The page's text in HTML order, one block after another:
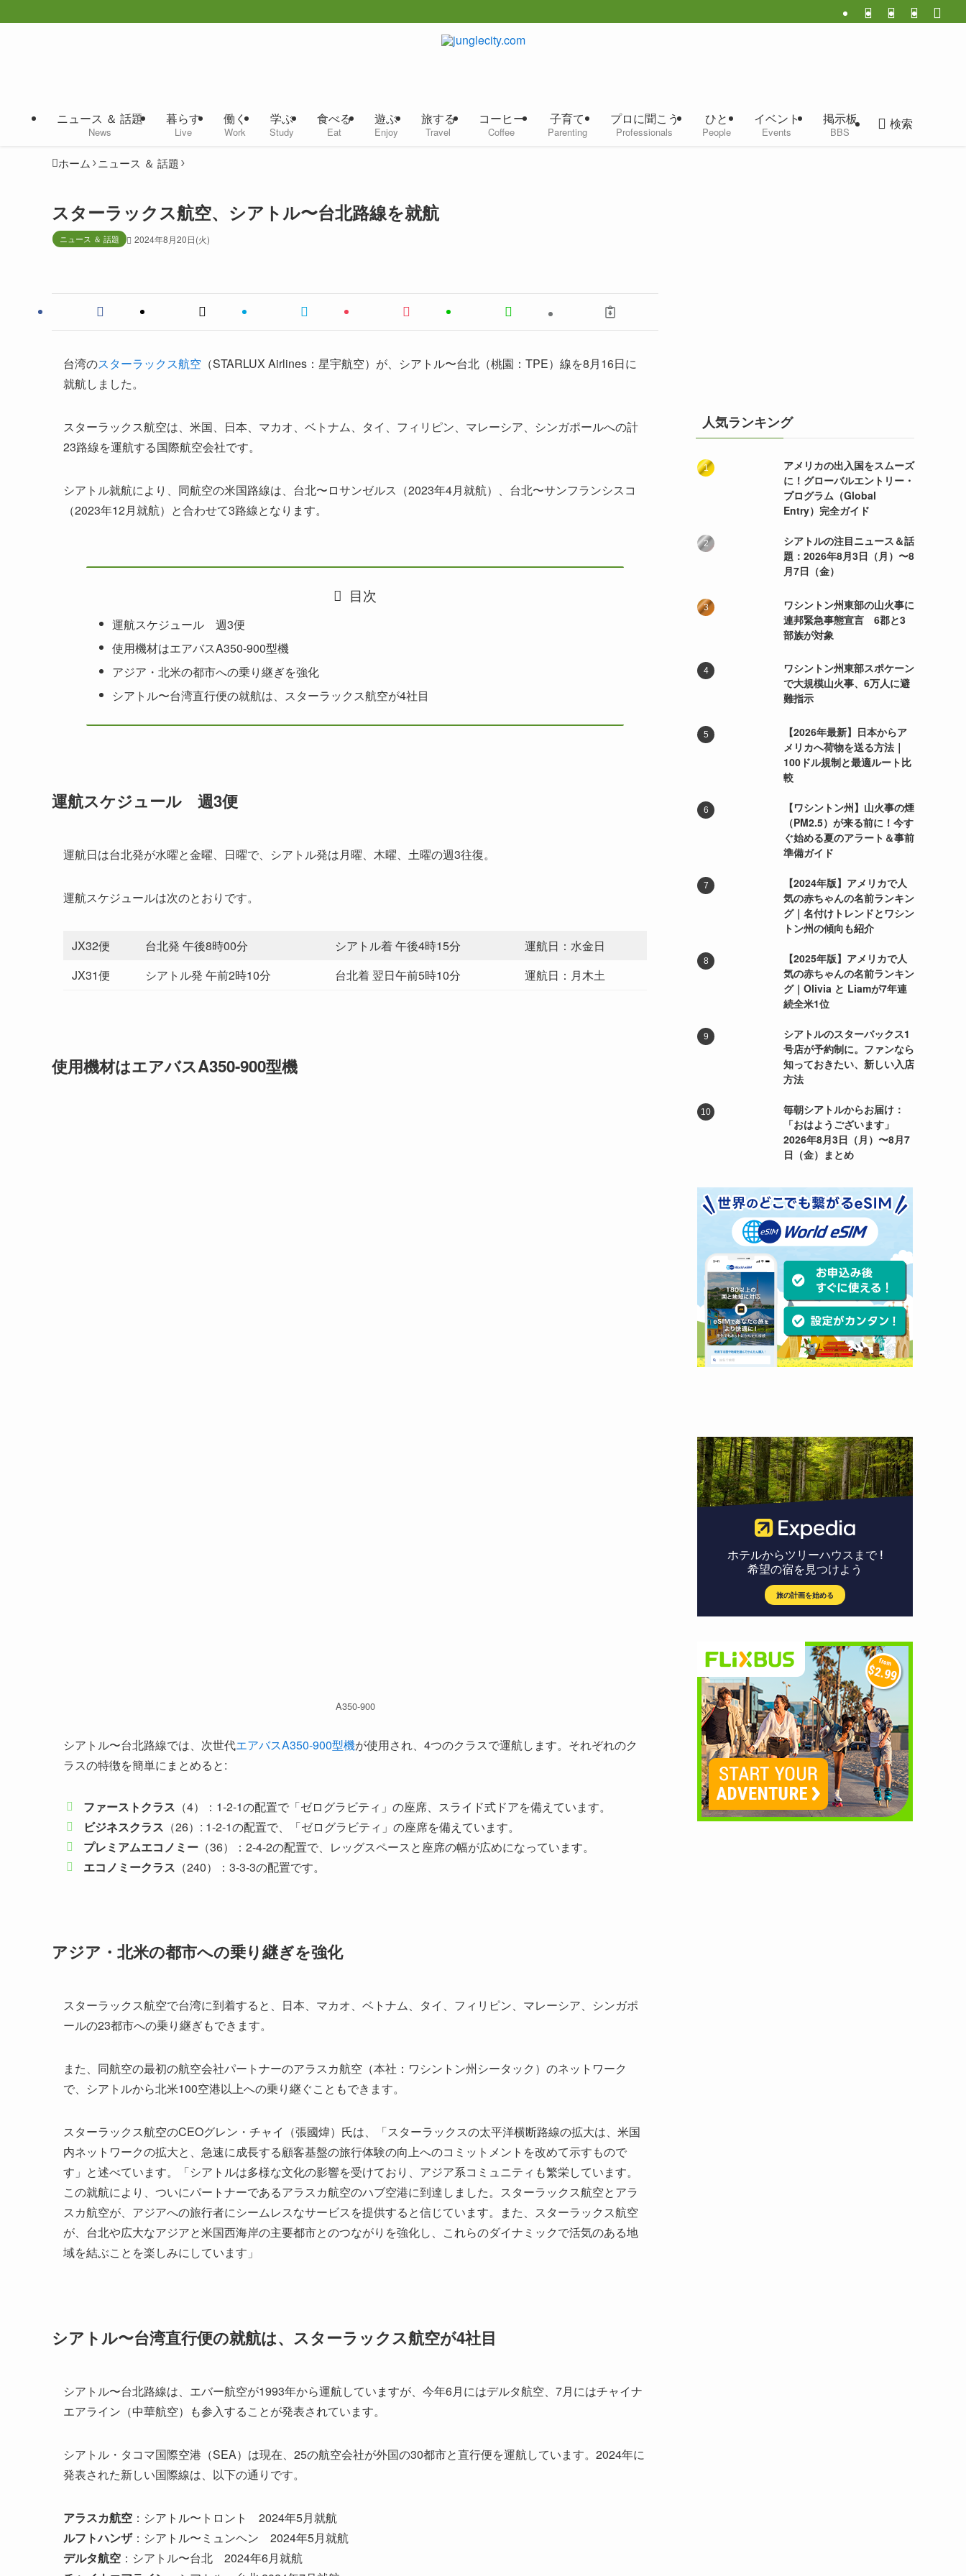
ニュース ＆ 話題
News
暮らす
Live
働く
Work
学ぶ
Study
食べる
Eat
遊ぶ
Enjoy
旅する
Travel
コーヒー
Coffee
子育て
Parenting
プロに聞こう
Professionals
ひと
People
イベント
Events
掲示板
BBS
検索
ホーム ニュース ＆ 話題
スターラックス航空、シアトル〜台北路線を就航
ニュース ＆ 話題 2024年8月20日(火)
台湾のスターラックス航空 （STARLUX Airlines：星宇航空）が、シアトル〜台北（桃園：TPE）線を8月16日に
就航しました。
スターラックス航空は、米国、日本、マカオ、ベトナム、タイ、フィリピン、マレーシア、シンガポールへの計
23路線を運航する国際航空会社です。
シアトル就航により、同航空の米国路線は、台北〜ロサンゼルス（2023年4月就航）、台北〜サンフランシスコ
（2023年12月就航）と合わせて3路線となります。
目次
運航スケジュール 週3便
使用機材はエアバスA350-900型機
アジア・北米の都市への乗り継ぎを強化
シアトル〜台湾直行便の就航は、スターラックス航空が4社目
運航スケジュール 週3便
運航日は台北発が水曜と金曜、日曜で、シアトル発は月曜、木曜、土曜の週3往復。
運航スケジュールは次のとおりです。
JX32便 台北発 午後8時00分 シアトル着 午後4時15分
運航日：水金日
JX31便
シアトル発 午前2時10分 台北着 翌日午前5時10分 運航日：月木土
使用機材はエアバスA350-900型機
A350-900
シアトル〜台北路線では、次世代エアバスA350-900型機が使用され、4つのクラスで運航します。それぞれのク
ラスの特徴を簡単にまとめると:
ファーストクラス （4）：1-2-1の配置で「ゼログラビティ」の座席、スライド式ドアを備えています。
ビジネスクラス （26）: 1-2-1の配置で、「ゼログラビティ」の座席を備えています。
プレミアムエコノミー （36）：2-4-2の配置で、レッグスペースと座席の幅が広めになっています。
エコノミークラス （240）：3-3-3の配置です。
アジア・北米の都市への乗り継ぎを強化
スターラックス航空で台湾に到着すると、日本、マカオ、ベトナム、タイ、フィリピン、マレーシア、シンガポ
ールの23都市への乗り継ぎもできます。
また、同航空の最初の航空会社パートナーのアラスカ航空（本社：ワシントン州シータック）のネットワーク
で、シアトルから北米100空港以上への乗り継ぐこともできます。
スターラックス航空のCEOグレン・チャイ（張國煒）氏は、「スターラックスの太平洋横断路線の拡大は、米国
内ネットワークの拡大と、急速に成長する顧客基盤の旅行体験の向上へのコミットメントを改めて示すもので
す」と述べています。「シアトルは多様な文化の影響を受けており、アジア系コミュニティも繁栄しています。
この就航により、ついにパートナーであるアラスカ航空のハブ空港に到達しました。スターラックス航空とアラ
スカ航空が、アジアへの旅行者にシームレスなサービスを提供すると信じています。また、スターラックス航空
が、台北や広大なアジアと米国西海岸の主要都市とのつながりを強化し、これらのダイナミックで活気のある地
域を結ぶことを楽しみにしています」
シアトル〜台湾直行便の就航は、スターラックス航空が4社目
シアトル〜台北路線は、エバー航空が1993年から運航していますが、今年6月にはデルタ航空、7月にはチャイナ
エアライン（中華航空）も参入することが発表されています。
シアトル・タコマ国際空港（SEA）は現在、25の航空会社が外国の30都市と直行便を運航しています。2024年に
発表された新しい国際線は、以下の通りです。
アラスカ航空 ：シアトル〜トロント 2024年5月就航
ルフトハンザ：シアトル〜ミュンヘン 2024年5月就航
デルタ航空 ：シアトル〜台北 2024年6月就航
人気ランキング
アメリカの出入国をスムーズ
に！グローバルエントリー・
プログラム（Global
Entry）完全ガイド
シアトルの注目ニュース＆話
題：2026年8月3日（月）〜8
月7日（金）
ワシントン州東部の山火事に
連邦緊急事態宣言 6郡と3
部族が対象
ワシントン州東部スポケーン
で大規模山火事、6万人に避
難指示
【2026年最新】日本からア
メリカへ荷物を送る方法｜
100ドル規制と最適ルート比
較
【ワシントン州】山火事の煙
（PM2.5）が来る前に！今す
ぐ始める夏のアラート＆事前
準備ガイド
【2024年版】アメリカで人
気の赤ちゃんの名前ランキン
グ｜名付けトレンドとワシン
トン州の傾向も紹介
【2025年版】アメリカで人
気の赤ちゃんの名前ランキン
グ｜Olivia と Liamが7年連
続全米1位
シアトルのスターバックス1
号店が予約制に。ファンなら
知っておきたい、新しい入店
方法
毎朝シアトルからお届け：
「おはようございます」
2026年8月3日（月）〜8月7
日（金）まとめ